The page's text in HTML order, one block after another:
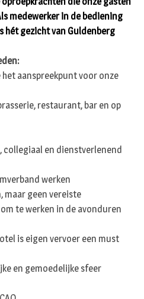
medewerker in de bediening
hét gezicht van Guldenberg
het aanspreekpunt voor onze
restaurant, bar en op
collegiaal en dienstverlenend
werken
maar geen vereiste
te werken in de avonduren
is eigen vervoer een must
en gemoedelijke sfeer